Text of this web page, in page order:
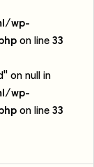
wp-
on line33
on null in
wp-
on line33